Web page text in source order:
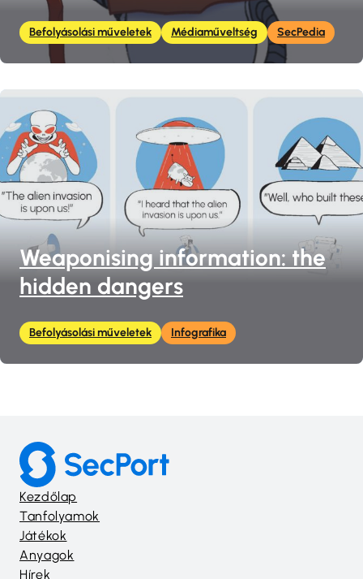
Befolyásolási műveletek Médiaműveltség SecPedia
Weaponising information: the
hidden dangers
Befolyásolási műveletek Infografika
Kezdőlap
Tanfolyamok
Játékok
Anyagok
Hírek